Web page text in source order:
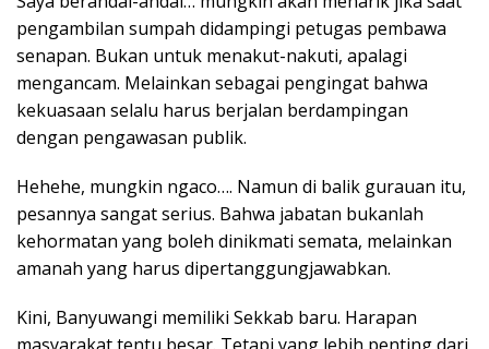
pengambilan sumpah didampingi petugas pembawa
senapan. Bukan untuk menakut-nakuti, apalagi
mengancam. Melainkan sebagai pengingat bahwa
kekuasaan selalu harus berjalan berdampingan
dengan pengawasan publik.
Hehehe, mungkin ngaco…. Namun di balik gurauan itu,
pesannya sangat serius. Bahwa jabatan bukanlah
kehormatan yang boleh dinikmati semata, melainkan
amanah yang harus dipertanggungjawabkan.
Kini, Banyuwangi memiliki Sekkab baru. Harapan
masyarakat tentu besar. Tetapi yang lebih penting dari